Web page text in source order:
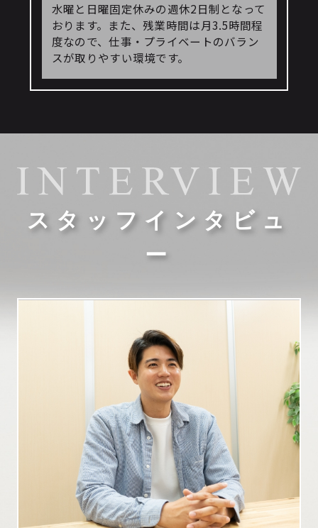
水曜と日曜固定休みの週休2日制となって
おります。また、残業時間は月3.5時間程
度なので、仕事・プライベートのバラン
スが取りやすい環境です。
スタッフインタビュ
ー